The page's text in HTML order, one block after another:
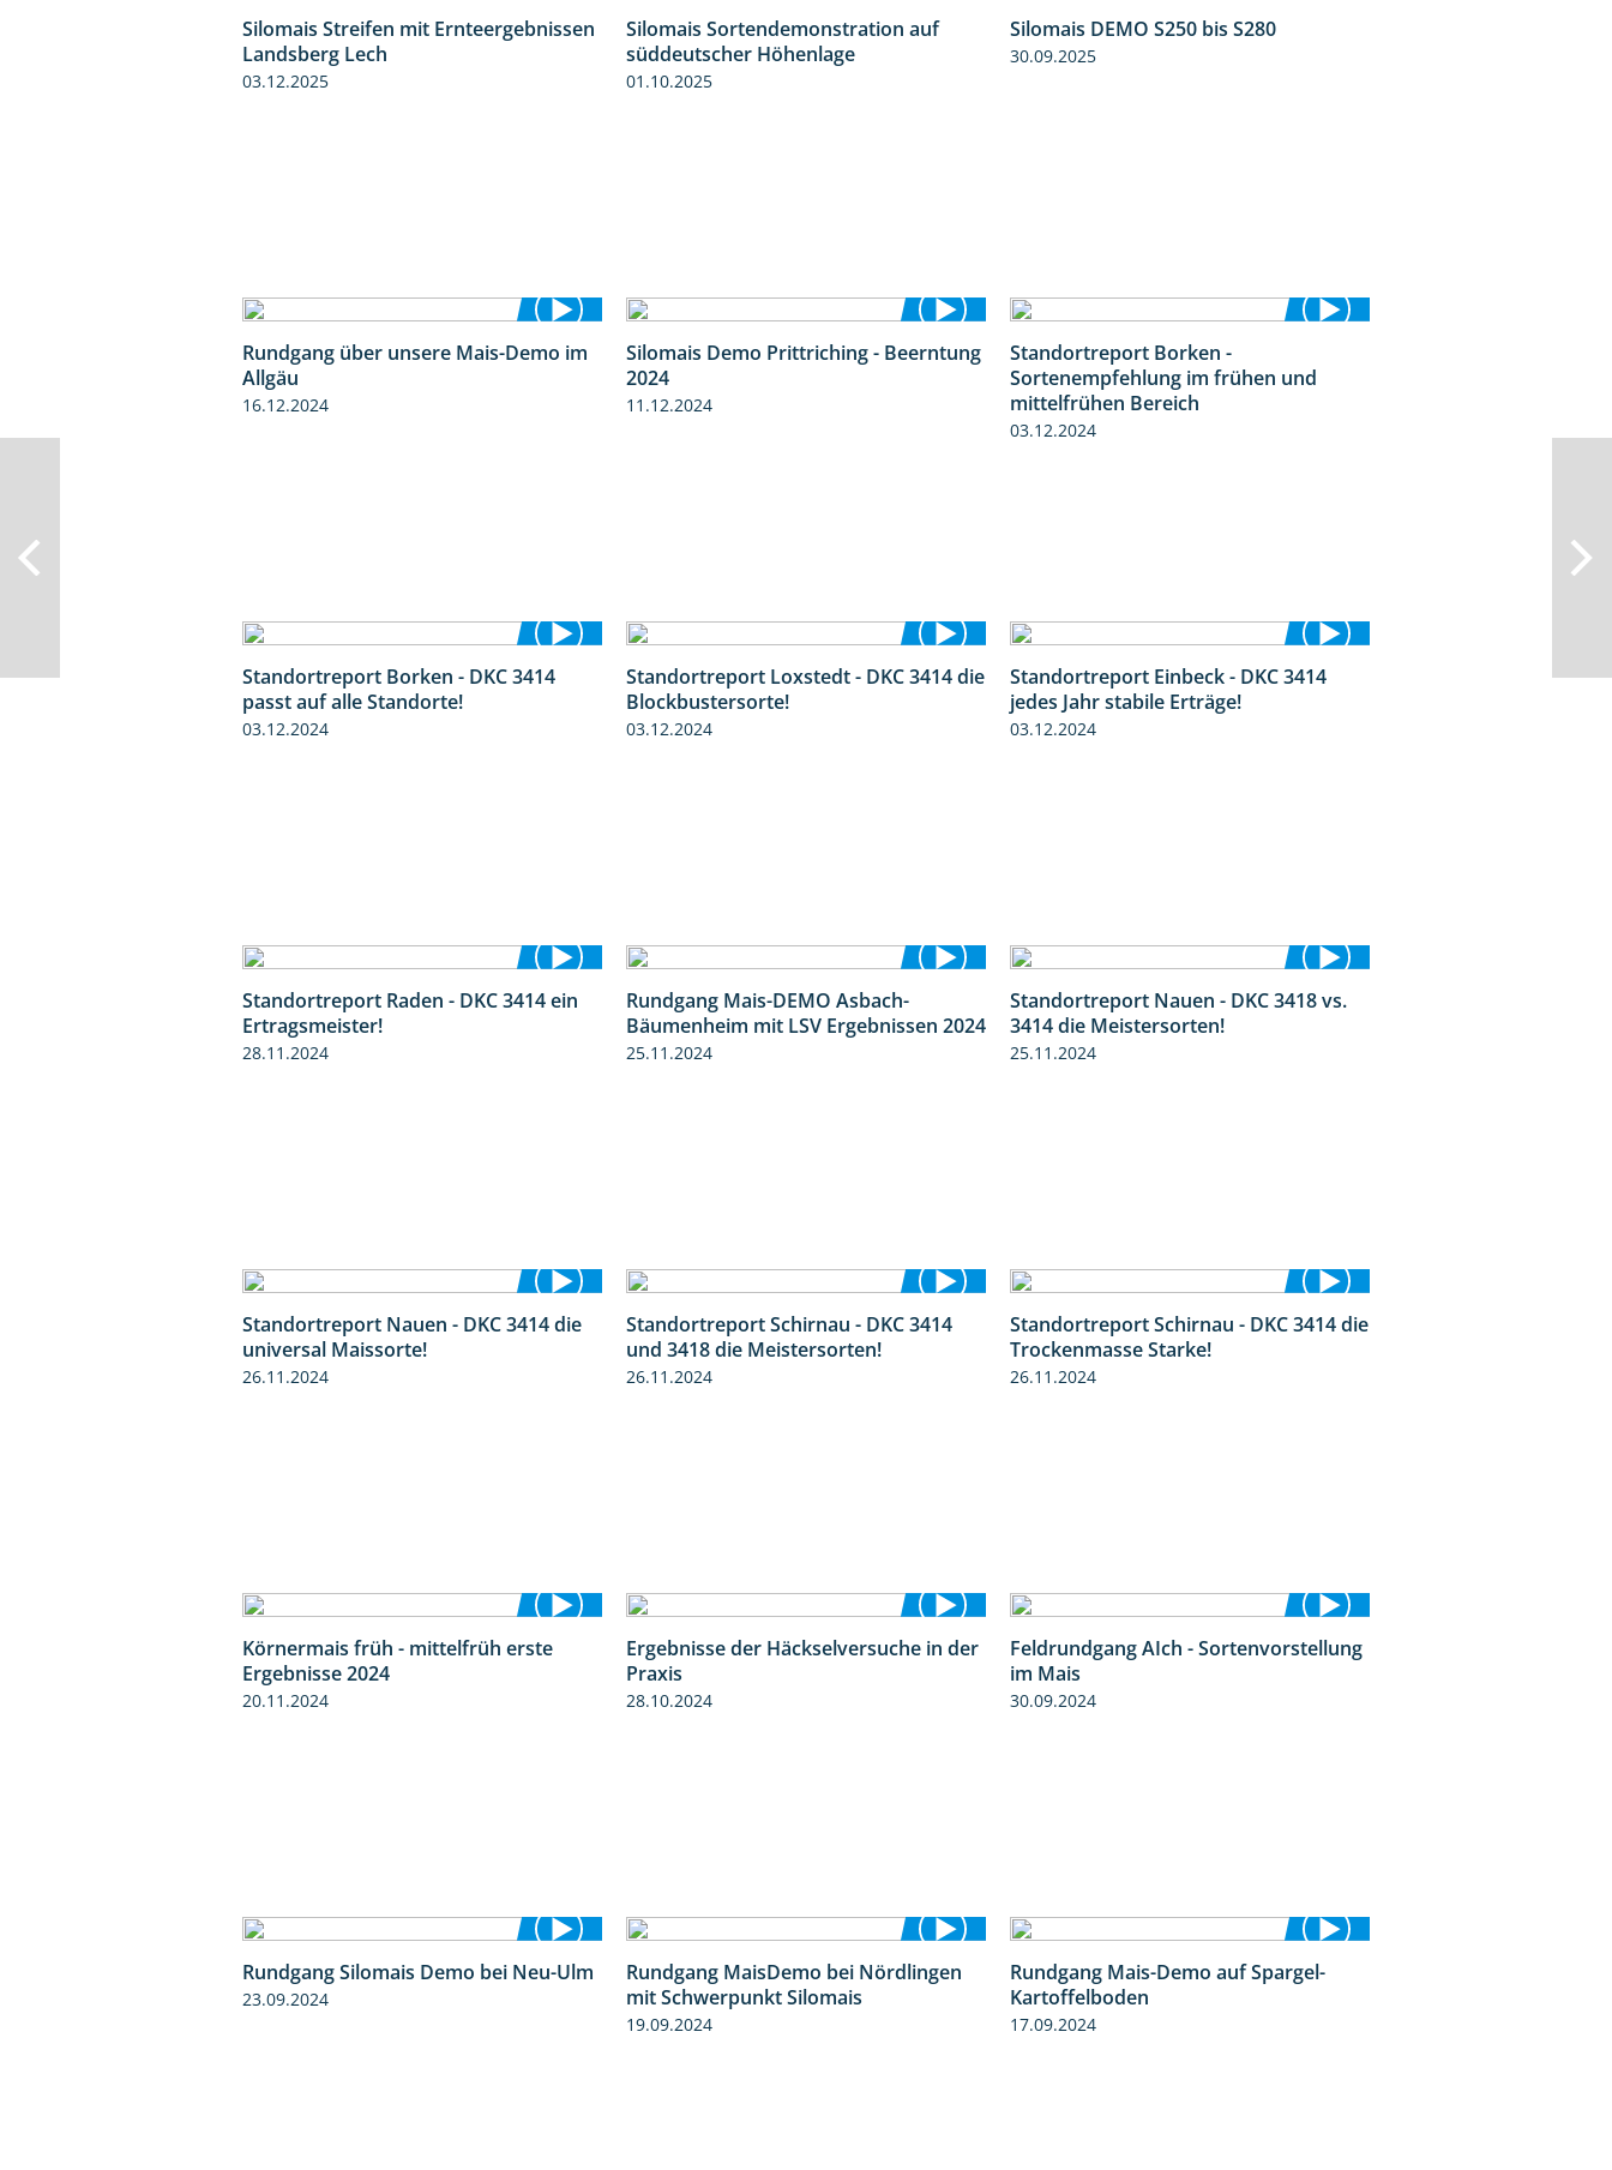
11:01
Silomais Streifen mit Ernteergebnissen
Landsberg Lech
03.12.2025
7:04
Silomais Sortendemonstration auf
süddeutscher Höhenlage
01.10.2025
Silomais DEMO S250 bis S280
30.09.2025
9:08
Rundgang über unsere Mais-Demo im
Allgäu
16.12.2024
12:28
Silomais Demo Prittriching - Beerntung
2024
11.12.2024
Standortreport Borken -
Sortenempfehlung im frühen und
mittelfrühen Bereich
03.12.2024
1:23
Standortreport Borken - DKC 3414
passt auf alle Standorte!
03.12.2024
1:06
Standortreport Loxstedt - DKC 3414 die
Blockbustersorte!
03.12.2024
1:49
Standortreport Einbeck - DKC 3414
jedes Jahr stabile Erträge!
03.12.2024
2:11
Standortreport Raden - DKC 3414 ein
Ertragsmeister!
28.11.2024
Rundgang Mais-DEMO Asbach-
Bäumenheim mit LSV Ergebnissen 2024
25.11.2024
1:17
Standortreport Nauen - DKC 3418 vs.
3414 die Meistersorten!
25.11.2024
1:14
Standortreport Nauen - DKC 3414 die
universal Maissorte!
26.11.2024
4:20
Standortreport Schirnau - DKC 3414
und 3418 die Meistersorten!
26.11.2024
2:40
Standortreport Schirnau - DKC 3414 die
Trockenmasse Starke!
26.11.2024
4:29
Körnermais früh - mittelfrüh erste
Ergebnisse 2024
20.11.2024
5:16
Ergebnisse der Häckselversuche in der
Praxis
28.10.2024
11:24
Feldrundgang AIch - Sortenvorstellung
im Mais
30.09.2024
4:50
Rundgang Silomais Demo bei Neu-Ulm
23.09.2024
10:51
Rundgang MaisDemo bei Nördlingen
mit Schwerpunkt Silomais
19.09.2024
9:53
Rundgang Mais-Demo auf Spargel-
Kartoffelboden
17.09.2024